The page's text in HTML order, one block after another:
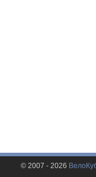
© 2007 - 2026